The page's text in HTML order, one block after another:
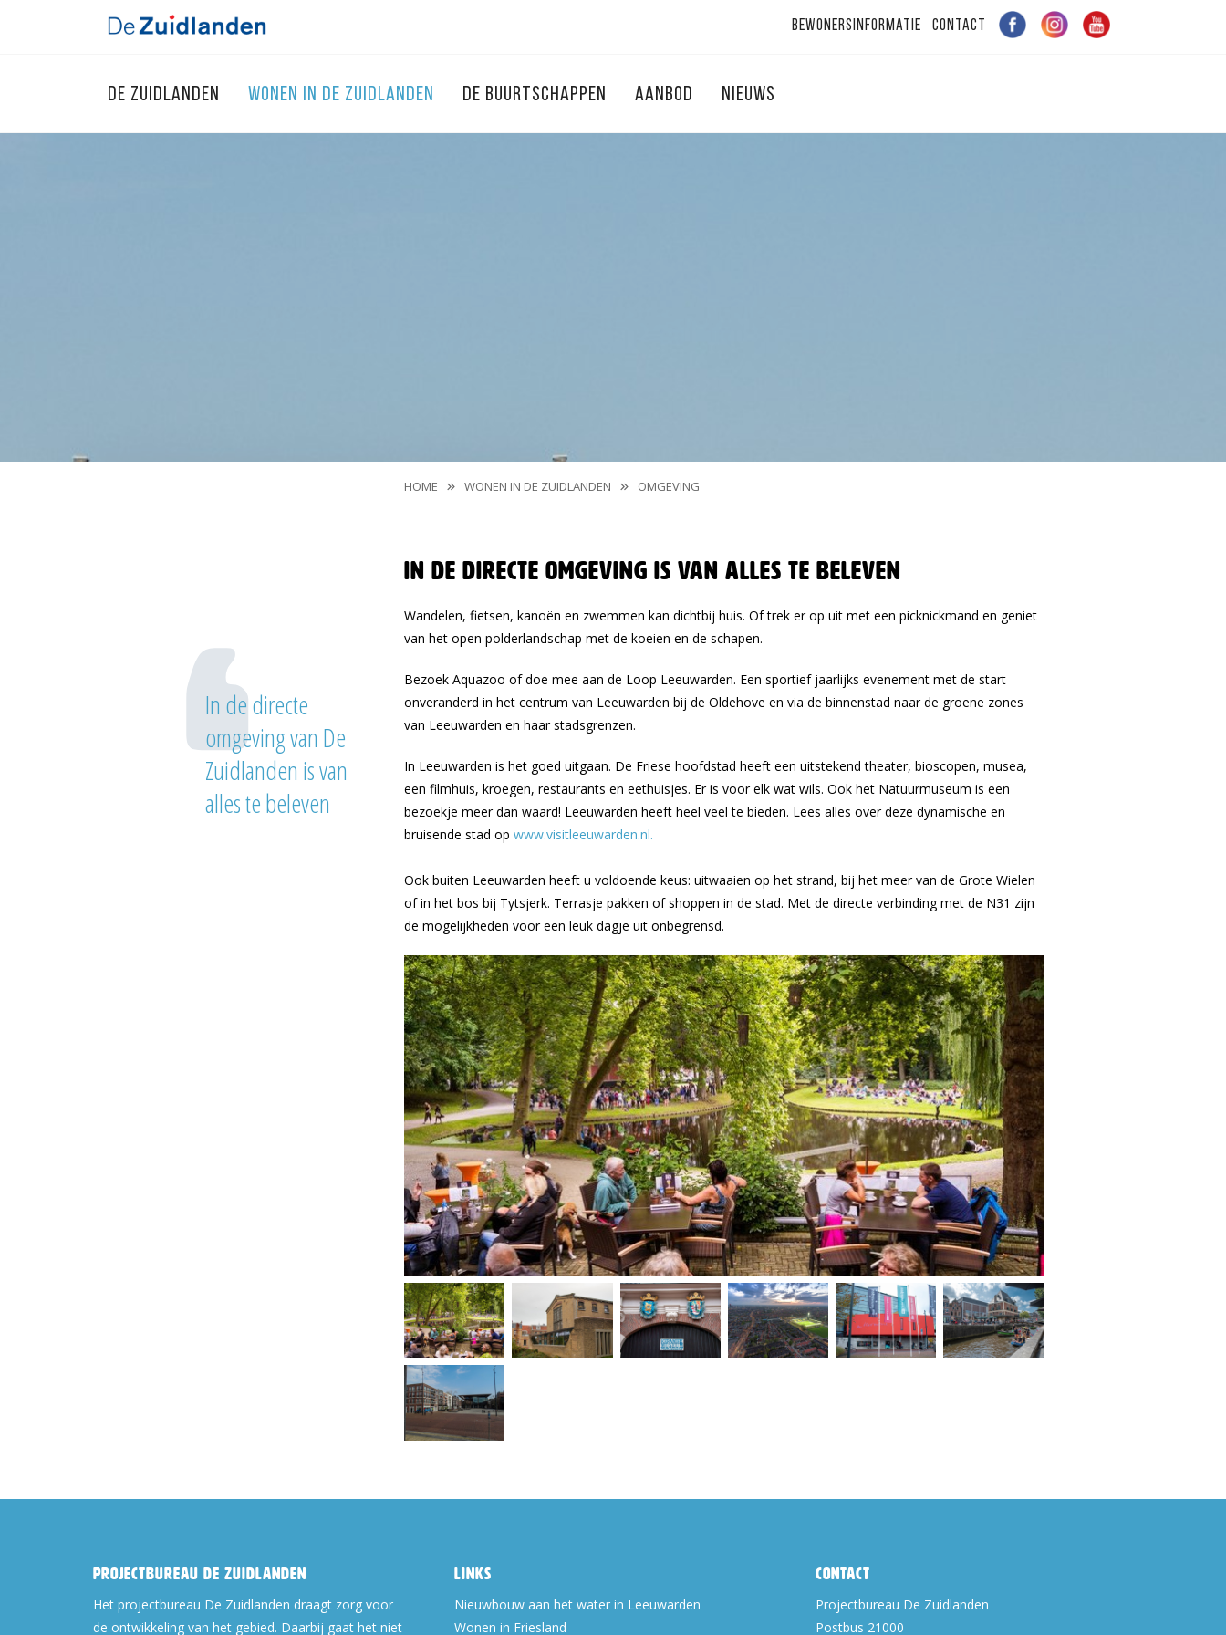
Bewonersinformatie Contact
DE ZUIDLANDEN WONEN IN DE ZUIDLANDEN DE BUURTSCHAPPEN AANBOD NIEUWS
HOME WONEN IN DE ZUIDLANDEN OMGEVING
‘
In de directe
omgeving van De
Zuidlanden is van
alles te beleven
In de directe omgeving is van alles te beleven
Wandelen, fietsen, kanoën en zwemmen kan dichtbij huis. Of trek er op uit met een picknickmand en geniet
van het open polderlandschap met de koeien en de schapen.
Bezoek Aquazoo of doe mee aan de Loop Leeuwarden. Een sportief jaarlijks evenement met de start
onveranderd in het centrum van Leeuwarden bij de Oldehove en via de binnenstad naar de groene zones
van Leeuwarden en haar stadsgrenzen.
In Leeuwarden is het goed uitgaan. De Friese hoofdstad heeft een uitstekend theater, bioscopen, musea,
een filmhuis, kroegen, restaurants en eethuisjes. Er is voor elk wat wils. Ook het Natuurmuseum is een
bezoekje meer dan waard! Leeuwarden heeft heel veel te bieden. Lees alles over deze dynamische en
bruisende stad opwww.visitleeuwarden.nl.
Ook buiten Leeuwarden heeft u voldoende keus: uitwaaien op het strand, bij het meer van de Grote Wielen
of in het bos bij Tytsjerk. Terrasje pakken of shoppen in de stad. Met de directe verbinding met de N31 zijn
de mogelijkheden voor een leuk dagje uit onbegrensd.
Projectbureau De Zuidlanden
Het projectbureau De Zuidlanden draagt zorg voor
de ontwikkeling van het gebied. Daarbij gaat het niet
Links
Nieuwbouw aan het water in Leeuwarden
Wonen in Friesland
Contact
Projectbureau De Zuidlanden
Postbus 21000